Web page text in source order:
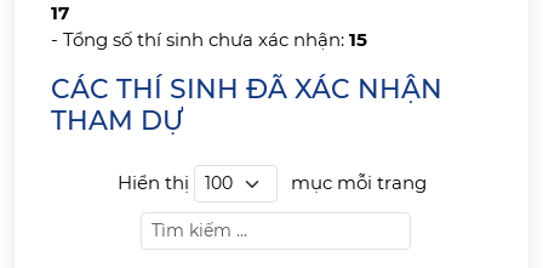
17
- Tổng số thí sinh chưa xác nhận: 15
CÁC THÍ SINH ĐÃ XÁC NHẬN
THAM DỰ
Hiển thị mục mỗi trang